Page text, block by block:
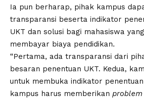
Ia pun berharap, pihak kampus
transparansi beserta indikator
UKT dan solusi bagi mahasiswa
membayar biaya pendidikan.
“Pertama, ada transparansi dari
besaran penentuan UKT. Kedua,
untuk membuka indikator penentuan
kampus harus memberikan